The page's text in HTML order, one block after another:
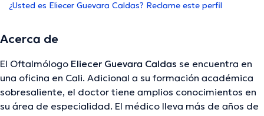
¿Usted es Eliecer Guevara Caldas? Reclame este perfil
Acerca de
El Oftalmólogo Eliecer Guevara Caldas se encuentra en
una oficina en Cali. Adicional a su formación académica
sobresaliente, el doctor tiene amplios conocimientos en
su área de especialidad. El médico lleva más de años de